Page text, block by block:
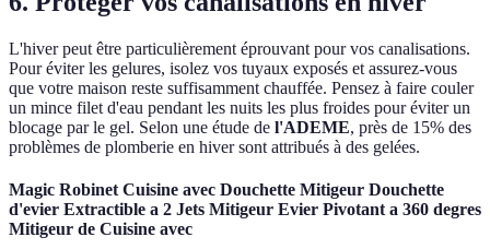
L'hiver peut être particulièrement éprouvant pour vos canalisations.
Pour éviter les gelures, isolez vos tuyaux exposés et assurez-vous
que votre maison reste suffisamment chauffée. Pensez à faire couler
un mince filet d'eau pendant les nuits les plus froides pour éviter un
blocage par le gel. Selon une étude de l'ADEME, près de 15% des
problèmes de plomberie en hiver sont attribués à des gelées.
Magic Robinet Cuisine avec Douchette Mitigeur Douchette
d'evier Extractible a 2 Jets Mitigeur Evier Pivotant a 360 degres
Mitigeur de Cuisine avec